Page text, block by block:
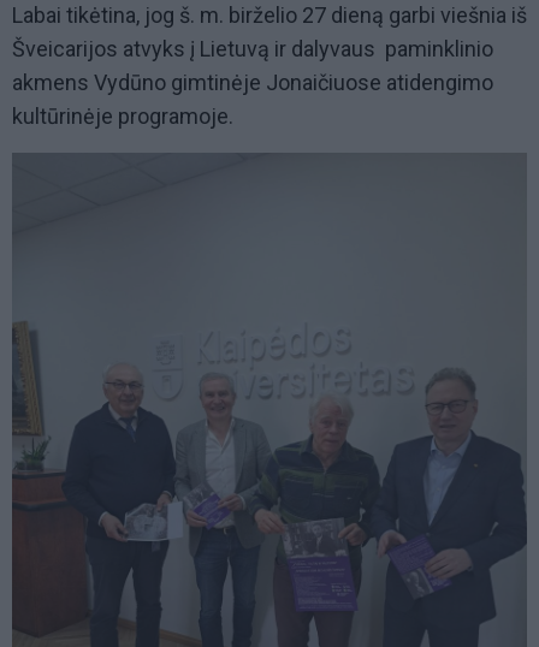
Labai tikėtina, jog š. m. birželio 27 dieną garbi viešnia iš
Šveicarijos atvyks į Lietuvą ir dalyvaus paminklinio
akmens Vydūno gimtinėje Jonaičiuose atidengimo
kultūrinėje programoje.